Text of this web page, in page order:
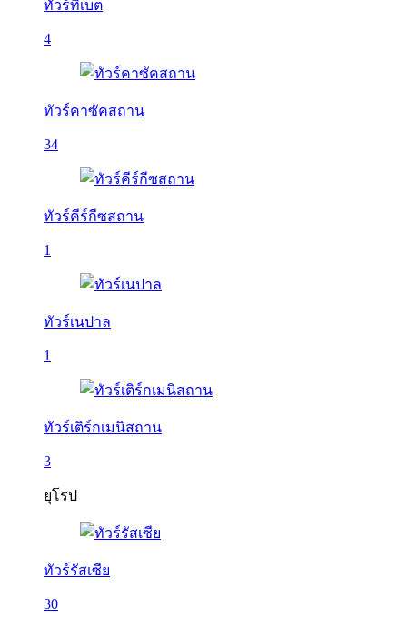
ทัวร์ทิเบต
4
ทัวร์คาซัคสถาน
34
ทัวร์คีร์กีซสถาน
1
ทัวร์เนปาล
1
ทัวร์เติร์กเมนิสถาน
3
ยุโรป
ทัวร์รัสเซีย
30